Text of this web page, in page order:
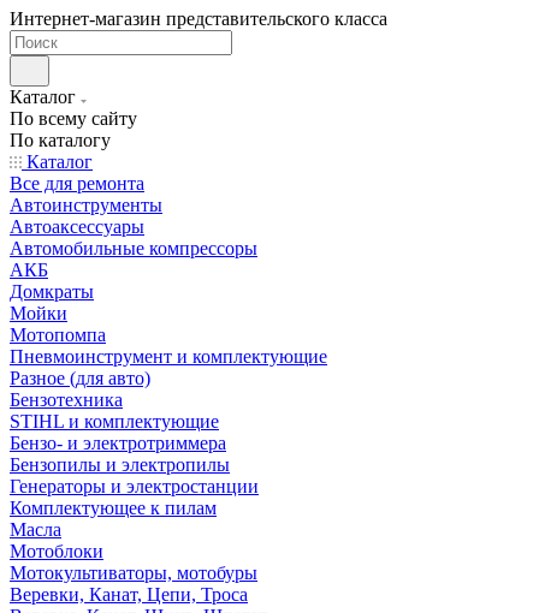
Интернет-магазин представительского класса
Каталог
По всему сайту
По каталогу
Каталог
Все для ремонта
Автоинструменты
Автоаксессуары
Автомобильные компрессоры
АКБ
Домкраты
Мойки
Мотопомпа
Пневмоинструмент и комплектующие
Разное (для авто)
Бензотехника
STIHL и комплектующие
Бензо- и электротриммера
Бензопилы и электропилы
Генераторы и электростанции
Комплектующее к пилам
Масла
Мотоблоки
Мотокультиваторы, мотобуры
Веревки, Канат, Цепи, Троса